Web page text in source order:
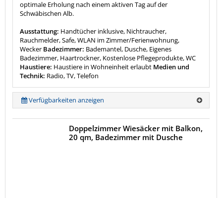
optimale Erholung nach einem aktiven Tag auf der
Schwäbischen Alb.
Ausstattung: Handtücher inklusive, Nichtraucher,
Rauchmelder, Safe, WLAN im Zimmer/Ferienwohnung,
Wecker Badezimmer: Bademantel, Dusche, Eigenes
Badezimmer, Haartrockner, Kostenlose Pflegeprodukte, WC
Haustiere: Haustiere in Wohneinheit erlaubt Medien und
Technik: Radio, TV, Telefon
Verfügbarkeiten anzeigen
Doppelzimmer Wiesäcker mit Balkon,
20 qm, Badezimmer mit Dusche